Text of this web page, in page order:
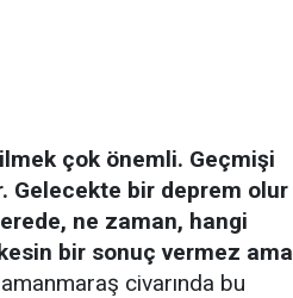
çok önemli. Geçmişi
Gelecekte bir deprem olur
ne zaman, hangi
bir sonuç vermez ama
civarında bu